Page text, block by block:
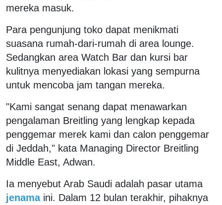
mereka masuk.
Para pengunjung toko dapat menikmati
suasana rumah-dari-rumah di area lounge.
Sedangkan area Watch Bar dan kursi bar
kulitnya menyediakan lokasi yang sempurna
untuk mencoba jam tangan mereka.
"Kami sangat senang dapat menawarkan
pengalaman Breitling yang lengkap kepada
penggemar merek kami dan calon penggemar
di Jeddah," kata Managing Director Breitling
Middle East, Adwan.
Ia menyebut Arab Saudi adalah pasar utama
jenama ini. Dalam 12 bulan terakhir, pihaknya